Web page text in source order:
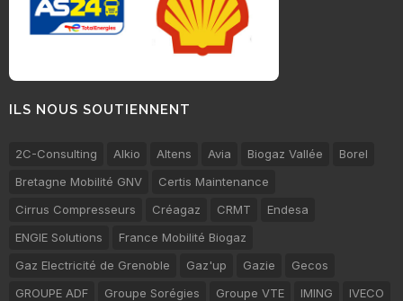
ILS NOUS SOUTIENNENT
2C-Consulting Alkio Altens Avia Biogaz Vallée
Borel
Bretagne Mobilité GNV
Certis Maintenance
Cirrus Compresseurs
Créagaz CRMT
Endesa
ENGIE Solutions
France Mobilité Biogaz
Gaz Electricité de Grenoble
Gaz'up Gazie
Gecos
GROUPE ADF
Groupe Sorégies Groupe VTE IMING
IVECO